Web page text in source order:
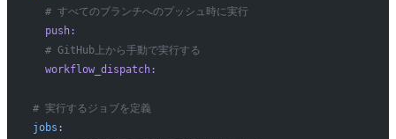
  # すべてのブランチへのプッシュ時に実行
  push:
  # GitHub上から手動で実行する
  workflow_dispatch:
# 実行するジョブを定義
jobs :